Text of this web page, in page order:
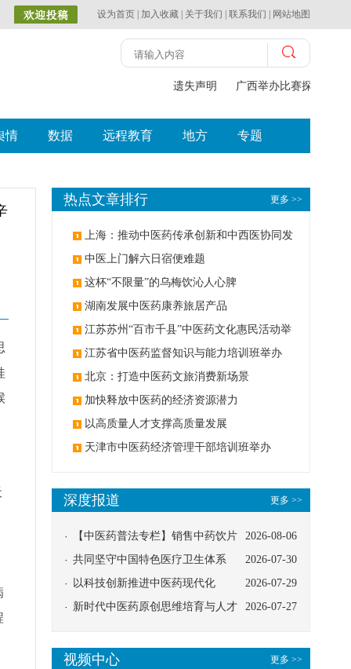
设为首页 加入收藏 关于我们 联系我们 网站地图
遗失声明 广西举办比赛探索中（
情 数据 远程教育 地方 专题
更多 >>
热点文章排行
上海：推动中医药传承创新和中西医协同发
展 中医上门解六日宿便难题
这杯“不限量”的乌梅饮沁人心脾
湖南发展中医药康养旅居产品
江苏苏州“百市千县”中医药文化惠民活动举
办 江苏省中医药监督知识与能力培训班举办
北京：打造中医药文旅消费新场景
加快释放中医药的经济资源潜力
以高质量人才支撑高质量发展
天津市中医药经济管理干部培训班举办
更多 >>
深度报道
2026-08-06
【中医药普法专栏】销售中药饮片
应告知煎服方法及注意事项
2026-07-30
共同坚守中国特色医疗卫生体系
2026-07-29
以科技创新推进中医药现代化
2026-07-27
新时代中医药原创思维培育与人才
更多 >>
视频中心